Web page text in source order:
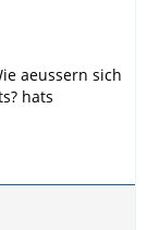
aeussern sich
hats